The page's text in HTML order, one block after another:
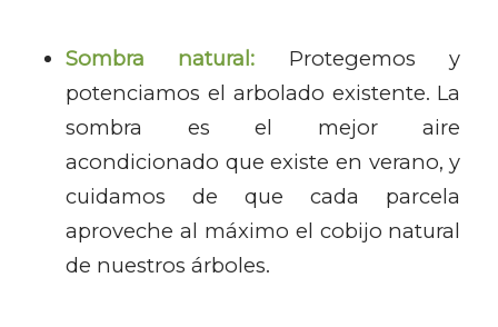
Sombra natural: Protegemos y
potenciamos el arbolado existente. La
sombra es el mejor aire
acondicionado que existe en verano, y
cuidamos de que cada parcela
aproveche al máximo el cobijo natural
de nuestros árboles.